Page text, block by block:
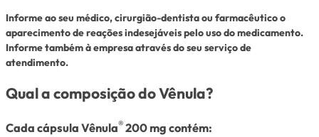
Informe ao seu médico, cirurgião-dentista ou farmacêutico o
aparecimento de reações indesejáveis pelo uso do medicamento.
Informe também à empresa através do seu serviço de
atendimento.
Qual a composição do Vênula?
Cada cápsula Vênula®200 mg contém: